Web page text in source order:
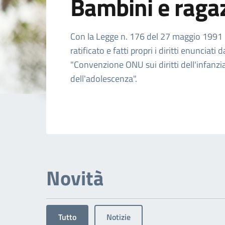
Dettagli
Con la Legge n. 176 del 27 maggio
ratificato e fatti propri i diritti enunciati
"Convenzione ONU sui diritti
dell'adolescenza".
Novità
Tutto Notizie